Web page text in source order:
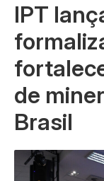
IPT
de
Brasil